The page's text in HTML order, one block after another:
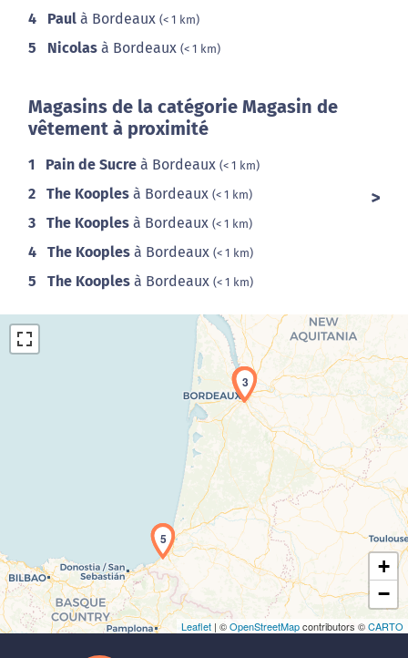
4 Paul à Bordeaux (< 1 km)
5 Nicolas à Bordeaux (< 1 km)
Magasins de la catégorie Magasin de
vêtement à proximité
1 Pain de Sucre à Bordeaux (< 1 km)
2 The Kooples à Bordeaux (< 1 km)
3 The Kooples à Bordeaux (< 1 km)
4 The Kooples à Bordeaux (< 1 km)
5 The Kooples à Bordeaux (< 1 km)
Chargement de la carte en cours...
1
2
3
4
5
+
−
Leaflet | ©OpenStreetMapcontributors ©CARTO